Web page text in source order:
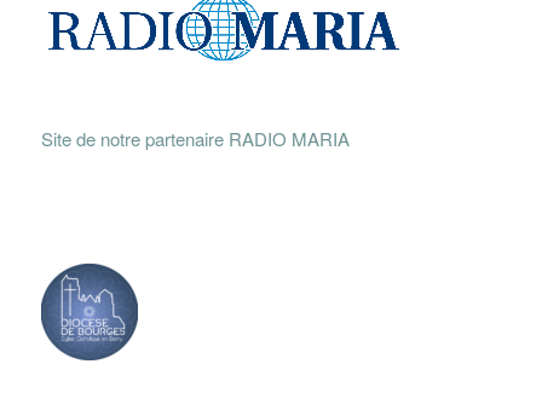
Site de notre partenaire RADIO MARIA